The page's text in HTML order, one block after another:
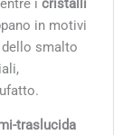
i cristalli
in motivi
smalto
traslucida